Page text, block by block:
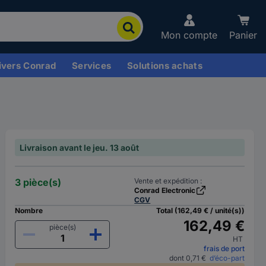
Mon compte Panier
Conrad Services Solutions achats
Livraison avant le jeu. 13 août
3 pièce(s)
Vente et expédition :
Conrad Electronic
CGV
Nombre
pièce(s)
Total (162,49 € / unité(s))
162,49 €
HT
frais de port
dont 0,71 € d’éco-part